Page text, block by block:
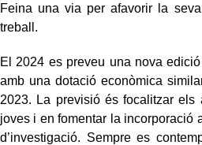
Feina una via per afavorir la
treball.
El 2024 es preveu una nova
amb una dotació econòmica
2023. La previsió és focalitzar
joves i en fomentar la incorporació
d’investigació. Sempre es